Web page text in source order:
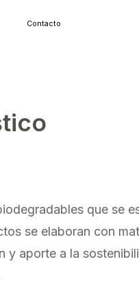
Contacto
que se
se elaboran con
y aporte a la